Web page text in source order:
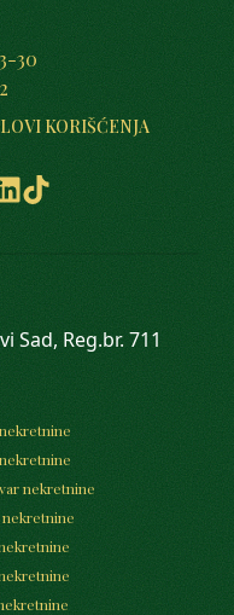
30
KORIŠĆENJA
Sad, Reg.br. 711
nekretnine
nekretnine